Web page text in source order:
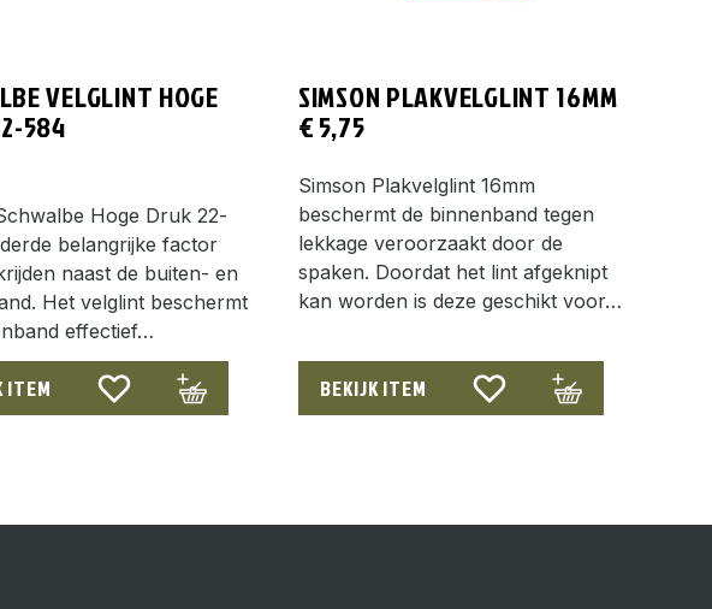
VELGLINT HOGE
584
Hoge Druk 22-
belangrijke factor
naast de buiten- en
Het velglint beschermt
effectief…
ITEM
SIMSON PLAKVELGLINT 16MM
€5,75
Simson Plakvelglint 16mm
beschermt de binnenband tegen
lekkage veroorzaakt door de
spaken. Doordat het lint afgeknipt
kan worden is deze geschikt voor…
BEKIJK ITEM